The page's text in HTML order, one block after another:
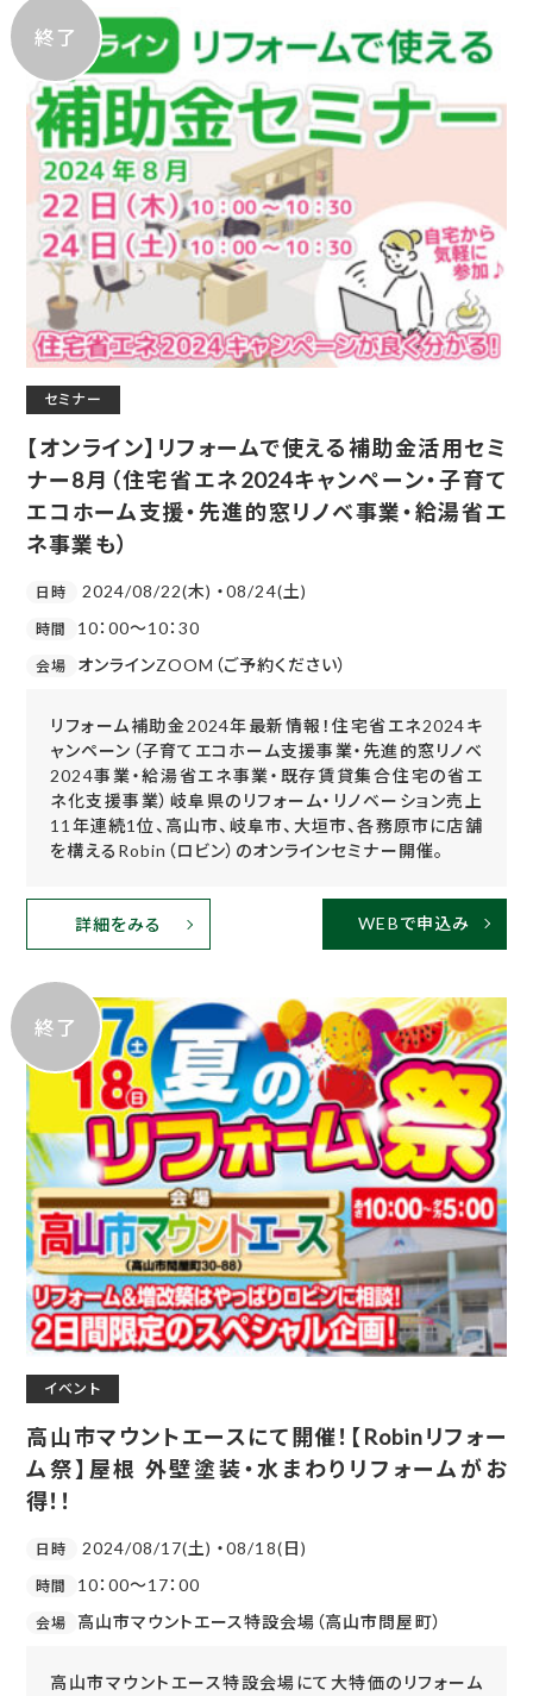
終了
セミナー
【オンライン】リフォームで使える補助金活用セミ
ナー8月（住宅省エネ2024キャンペーン・子育て
エコホーム支援・先進的窓リノベ事業・給湯省エ
ネ事業も）
日時 2024/08/22(木) ・08/24(土)
時間 10：00～10：30
会場 オンラインZOOM（ご予約ください）
リフォーム補助金2024年最新情報！住宅省エネ2024キ
ャンペーン（子育てエコホーム支援事業・先進的窓リノベ
2024事業・給湯省エネ事業・既存賃貸集合住宅の省エ
ネ化支援事業）岐阜県のリフォーム・リノベーション売上
11年連続1位、高山市、岐阜市、大垣市、各務原市に店舗
を構えるRobin（ロビン）のオンラインセミナー開催。
詳細をみる WEBで申込み
終了
イベント
高山市マウントエースにて開催！【Robinリフォー
ム祭】屋根 外壁塗装・水まわりリフォームがお
得！！
日時 2024/08/17(土) ・08/18(日)
時間 10：00～17：00
会場 高山市マウントエース特設会場（高山市問屋町）
高山市マウントエース特設会場にて大特価のリフォーム